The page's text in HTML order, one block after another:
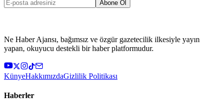
Abone Ol
Ne Haber Ajansı, bağımsız ve özgür gazetecilik ilkesiyle yayın
yapan, okuyucu destekli bir haber platformudur.
KünyeHakkımızdaGizlilik Politikası
Haberler